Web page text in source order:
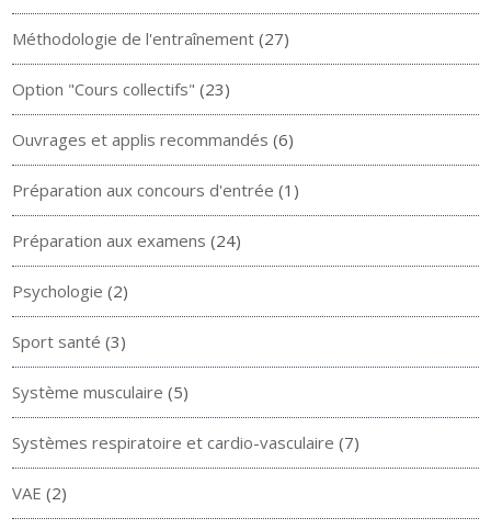
Méthodologie de l'entraînement (27)
Option "Cours collectifs" (23)
Ouvrages et applis recommandés (6)
Préparation aux concours d'entrée (1)
Préparation aux examens (24)
Psychologie (2)
Sport santé (3)
Système musculaire (5)
Systèmes respiratoire et cardio-vasculaire (7)
VAE (2)